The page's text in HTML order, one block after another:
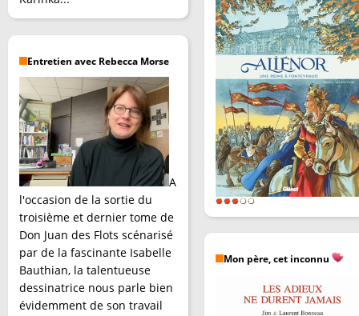
Entretien avec Rebecca Morse
A
l'occasion de la sortie du
troisième et dernier tome de
Don Juan des Flots scénarisé
par de la fascinante Isabelle
Bauthian, la talentueuse
dessinatrice nous parle bien
évidemment de son travail
Mon père, cet inconnu